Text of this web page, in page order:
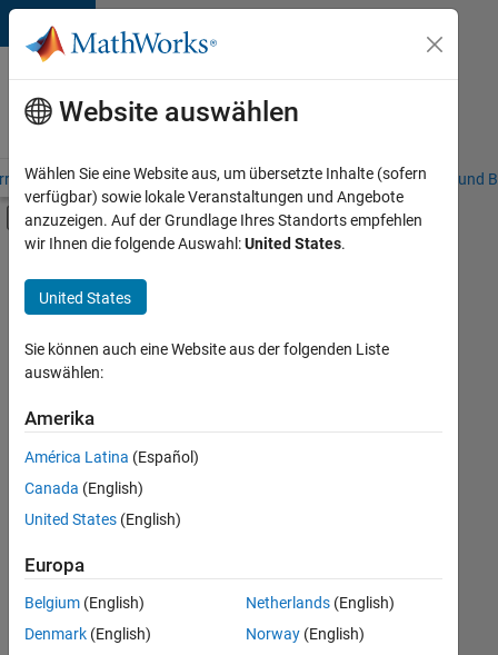
Weiter zum Inhalt
Karriere
bei
MathWorks
– Übersicht Stellensuche Niederlassungen Studierende und
Umschaltung für Off-Canvas-
Hauptinhalt
Praktika
Information Technology
Education Sales
Marketing Communications
Marketing Services
Business Model Team
Finance and Operations
Büro- und Verwaltungsdienste
+7
Derzeit
es
keine
offenen
Stellen,
Ihren
Suchkriterien
entsprechen.
Website auswählen
Wählen Sie eine Website aus, um übersetzte Inhalte (sofern
verfügbar) sowie lokale Veranstaltungen und Angebote
anzuzeigen. Auf der Grundlage Ihres Standorts empfehlen
wir Ihnen die folgende Auswahl:United States.
United States
Sie können auch eine Website aus der folgenden Liste
auswählen:
Amerika
América Latina (Español)
Canada (English)
United States (English)
Europa
Belgium (English)
Denmark (English)
Netherlands(English)
Norway(English)